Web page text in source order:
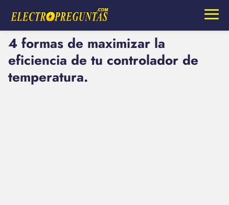
4 formas de maximizar la
eficiencia de tu controlador de
temperatura.